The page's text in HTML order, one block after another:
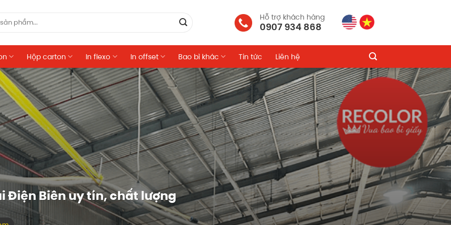
Hỗ trợ khách hàng
0907 934 868
Hộp carton In flexo In offset Bao bì khác Tin tức Liên hệ
Điện Biên uy tín, chất lượng